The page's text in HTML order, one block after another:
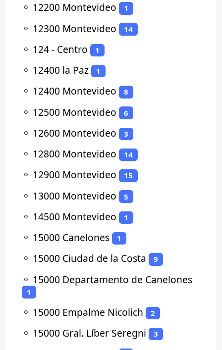
⚬ 12200 Montevideo 1
⚬ 12300 Montevideo 14
⚬ 124 - Centro 1
⚬ 12400 la Paz 1
⚬ 12400 Montevideo 8
⚬ 12500 Montevideo 6
⚬ 12600 Montevideo 3
⚬ 12800 Montevideo 14
⚬ 12900 Montevideo 15
⚬ 13000 Montevideo 5
⚬ 14500 Montevideo 1
⚬ 15000 Canelones 1
⚬ 15000 Ciudad de la Costa 9
⚬ 15000 Departamento de Canelones
1
⚬ 15000 Empalme Nicolich 2
⚬ 15000 Gral. Líber Seregni 3